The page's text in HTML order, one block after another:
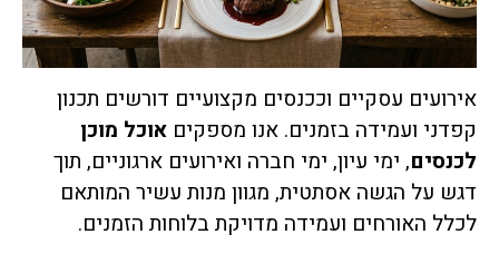
אירועים עסקיים וככנסים מקצועיים דורשים תכנון
קפדני ועמידה בזמנים. אנו מספקים אוכל מוכן
לכנסים, ימי עיון, ימי חברה ואירועים ארגוניים, תוך
דגש על הגשה אסתטית, מגוון מנות עשיר המותאם
לכלל האורחים ועמידה מדויקת בלוחות הזמנים.